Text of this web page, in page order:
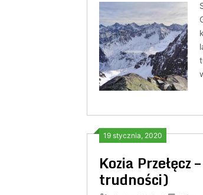
19 stycznia, 2020
Kozia
trudności)